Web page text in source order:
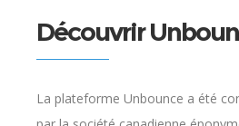
Découvrir
La plateforme Unbounce a été